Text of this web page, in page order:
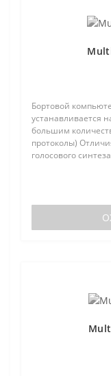
Бортовой
устанавливается
большим
протоколы)
голосового